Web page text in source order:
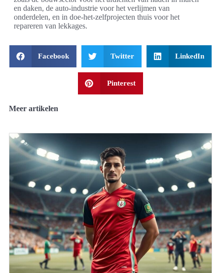
en daken, de auto-industrie voor het verlijmen van
onderdelen, en in doe-het-zelfprojecten thuis voor het
repareren van lekkages.
Facebook Twitter LinkedIn
Pinterest
Meer artikelen